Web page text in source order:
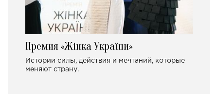
Премия «Жінка України»
Истории силы, действия и мечтаний, которые
меняют страну.